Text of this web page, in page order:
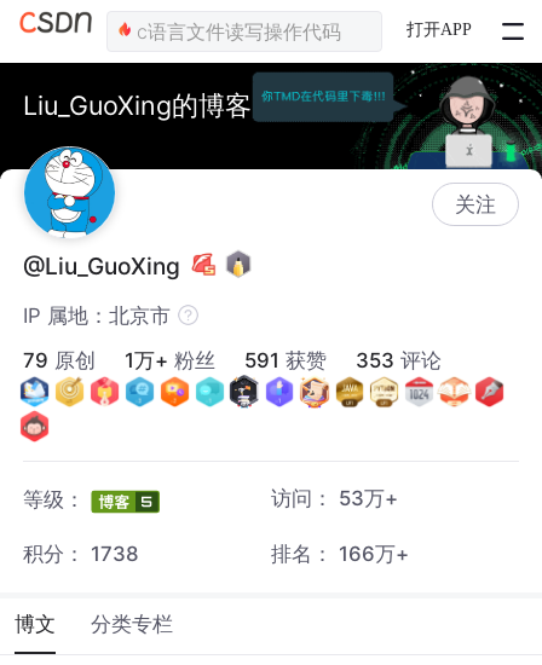
打开APP
Liu_GuoXing的博客
关注
@Liu_GuoXing
IP 属地：北京市
79 原创 1万+ 粉丝 591 获赞 353 评论
等级： 访问： 53万+
积分： 1738 排名： 166万+
博文 分类专栏